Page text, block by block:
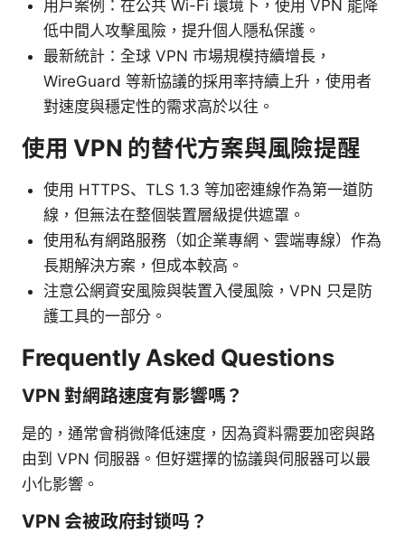
用戶案例：在公共 Wi-Fi 環境下，使用 VPN 能降
低中間人攻擊風險，提升個人隱私保護。
最新統計：全球 VPN 市場規模持續增長，
WireGuard 等新協議的採用率持續上升，使用者
對速度與穩定性的需求高於以往。
使用 VPN 的替代方案與風險提醒
使用 HTTPS、TLS 1.3 等加密連線作為第一道防
線，但無法在整個裝置層級提供遮罩。
使用私有網路服務（如企業專網、雲端專線）作為
長期解決方案，但成本較高。
注意公網資安風險與裝置入侵風險，VPN 只是防
護工具的一部分。
Frequently Asked Questions
VPN 對網路速度有影響嗎？
是的，通常會稍微降低速度，因為資料需要加密與路
由到 VPN 伺服器。但好選擇的協議與伺服器可以最
小化影響。
VPN 会被政府封锁吗？